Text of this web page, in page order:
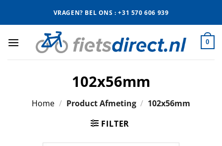
VRAGEN? BEL ONS : +31 570 606 939
0
102x56mm
Home / Product Afmeting / 102x56mm
FILTER